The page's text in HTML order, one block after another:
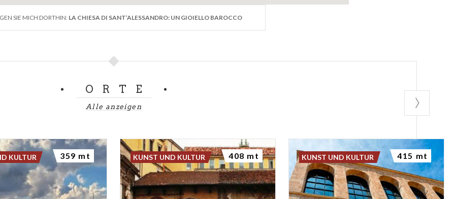
SIE MICH DORTHIN: LA CHIESA DI SANT’ALESSANDRO: UN GIOIELLO BAROCCO
ORTE
Alle anzeigen
KULTUR 359 mt KUNST UND KULTUR 408 mt KUNST UND KULTUR 415 mt